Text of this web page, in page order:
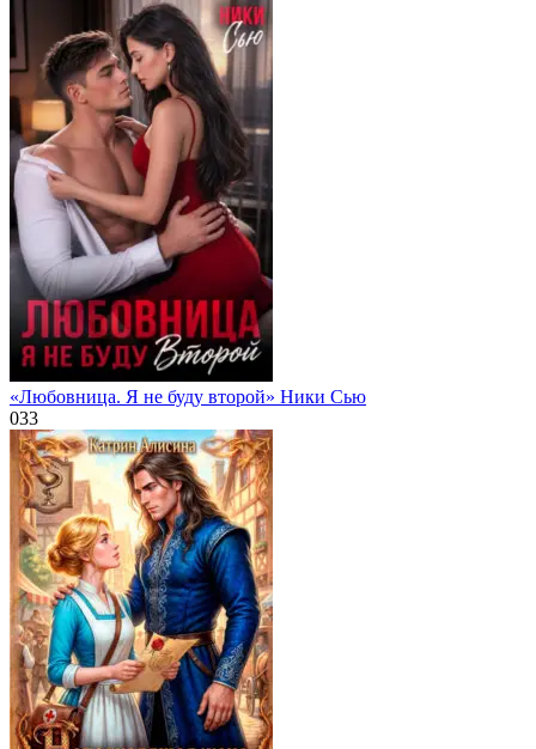
«Любовница. Я не буду второй» Ники Сью
033